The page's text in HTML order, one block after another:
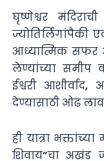
घृष्णेश्वर
ज्योतिर्लिंगांपैकी
आध्यात्मिक सफर
लेण्यांच्या समीप
ईश्वरी
देण्यासाठी ओढ
ही यात्रा
शिवाय”चा